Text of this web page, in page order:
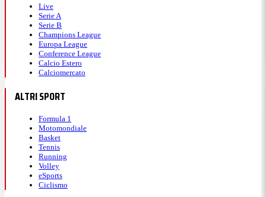
Live
Serie A
Serie B
Champions League
Europa League
Conference League
Calcio Estero
Calciomercato
ALTRI SPORT
Formula 1
Motomondiale
Basket
Tennis
Running
Volley
eSports
Ciclismo